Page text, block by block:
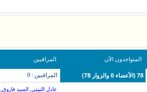
المتواجدون الآن المراقبين
78 (الأعضاء 0 والزوار 78) المراقبين : 9
عادل الثبيتي, السيد فاروق,